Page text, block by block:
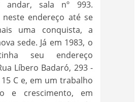
sala nº 993.
neste endereço até se
uma conquista, a
sede. Já em 1983, o
seu endereço
Líbero Badaró, 293 -
15 C e, em um trabalho
e crescimento, em